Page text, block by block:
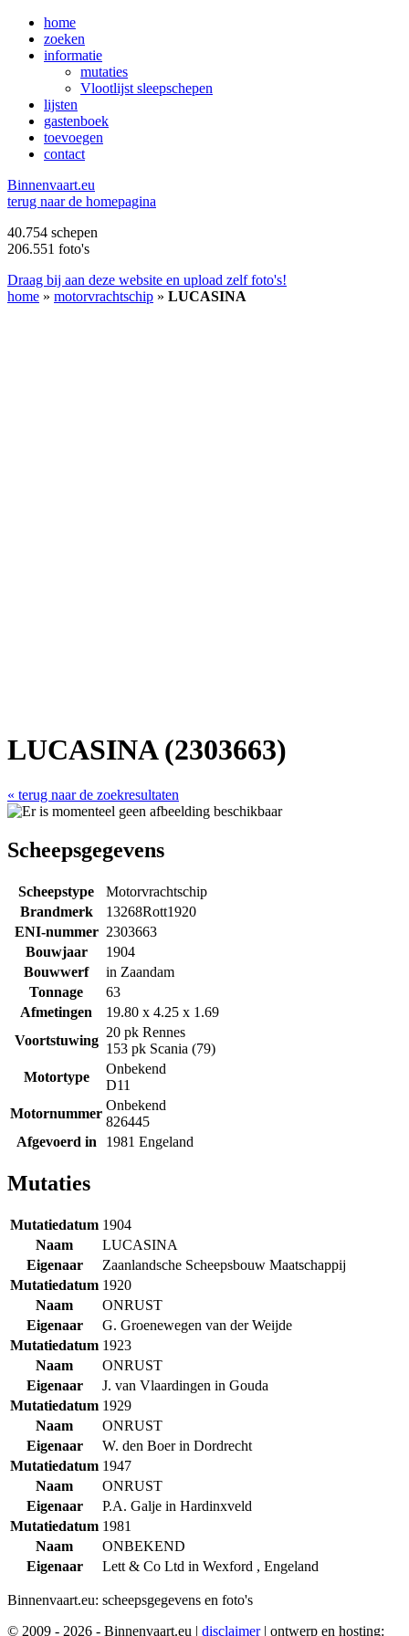
home
zoeken
informatie
mutaties
Vlootlijst sleepschepen
lijsten
gastenboek
toevoegen
contact
Binnenvaart.eu
terug naar de homepagina
40.754 schepen
206.551 foto's
Draag bij aan deze website en upload zelf foto's!
home » motorvrachtschip » LUCASINA
LUCASINA (2303663)
« terug naar de zoekresultaten
Scheepsgegevens
Scheepstype
Motorvrachtschip
Brandmerk
13268Rott1920
ENI-nummer 2303663
Bouwjaar
1904
Bouwwerf
in Zaandam
Tonnage
63
Afmetingen
19.80 x 4.25 x 1.69
Voortstuwing
20 pk Rennes
153 pk Scania (79)
Motortype
Onbekend
D11
Motornummer
Onbekend
826445
Afgevoerd in
1981 Engeland
Mutaties
Mutatiedatum 1904
Naam
LUCASINA
Eigenaar
Zaanlandsche Scheepsbouw Maatschappij
Mutatiedatum 1920
Naam
ONRUST
Eigenaar
G. Groenewegen van der Weijde
Mutatiedatum 1923
Naam
ONRUST
Eigenaar
J. van Vlaardingen in Gouda
Mutatiedatum 1929
Naam
ONRUST
Eigenaar
W. den Boer in Dordrecht
Mutatiedatum 1947
Naam
ONRUST
Eigenaar
P.A. Galje in Hardinxveld
Mutatiedatum 1981
Naam
ONBEKEND
Eigenaar
Lett & Co Ltd in Wexford , Engeland
Binnenvaart.eu: scheepsgegevens en foto's
© 2009 - 2026 - Binnenvaart.eu | disclaimer | ontwerp en hosting: